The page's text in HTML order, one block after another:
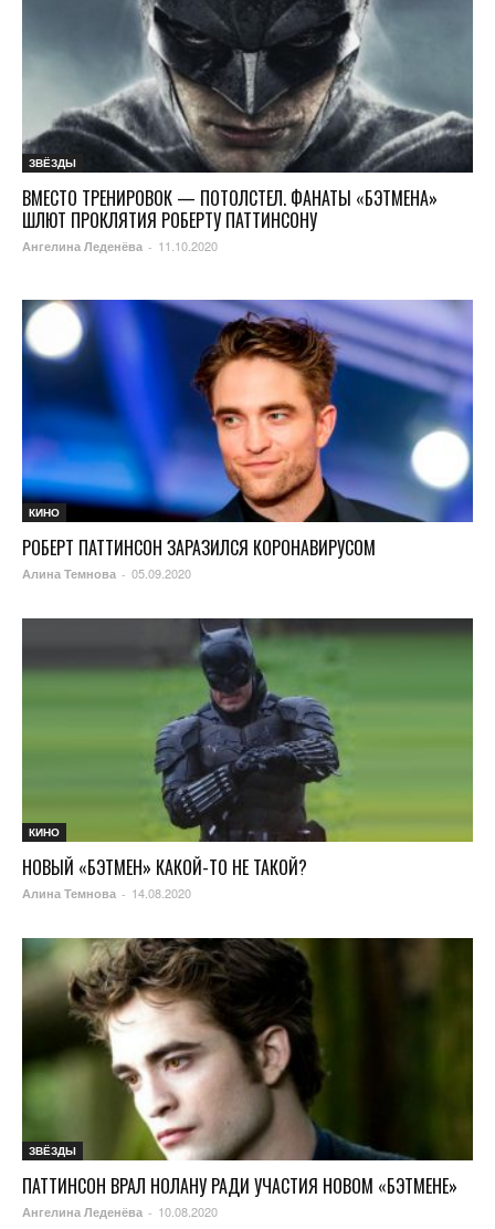
ЗВЁЗДЫ
ВМЕСТО ТРЕНИРОВОК — ПОТОЛСТЕЛ. ФАНАТЫ «БЭТМЕНА»
ШЛЮТ ПРОКЛЯТИЯ РОБЕРТУ ПАТТИНСОНУ
Ангелина Леденёва - 11.10.2020
КИНО
РОБЕРТ ПАТТИНСОН ЗАРАЗИЛСЯ КОРОНАВИРУСОМ
Алина Темнова - 05.09.2020
КИНО
НОВЫЙ «БЭТМЕН» КАКОЙ-ТО НЕ ТАКОЙ?
Алина Темнова - 14.08.2020
ЗВЁЗДЫ
ПАТТИНСОН ВРАЛ НОЛАНУ РАДИ УЧАСТИЯ НОВОМ «БЭТМЕНЕ»
Ангелина Леденёва - 10.08.2020